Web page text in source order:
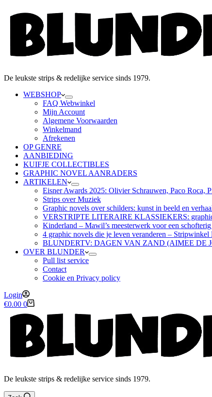
De leukste strips & redelijke service sinds 1979.
WEBSHOP
FAQ Webwinkel
Mijn Account
Algemene Voorwaarden
Winkelmand
Afrekenen
OP GENRE
AANBIEDING
KUIFJE COLLECTIBLES
GRAPHIC NOVEL AANRADERS
ARTIKELEN
Eisner Awards 2025: Olivier Schrauwen, Paco Roca,
Strips over Muziek
Graphic novels over schilders: kunst in beeld en
VERSTRIPTE LITERAIRE KLASSIEKERS: graphic
Kinderland – Mawil’s meesterwerk voor een
4 graphic novels die je leven veranderen – Stripwinkel
BLUNDERTV: DAGEN VAN ZAND (AIMEE DE
OVER BLUNDER
Pull list service
Contact
Cookie en Privacy policy
Login
Winkelwagen
€0.00 0
De leukste strips & redelijke service sinds 1979.